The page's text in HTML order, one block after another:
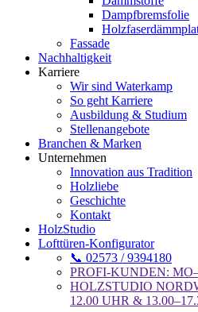
Dampfbremsfolie
Fassade
Nachhaltigkeit
Karriere
Wir sind Waterkamp
So geht Karriere
Ausbildung & Studium
Stellenangebote
Branchen & Marken
Unternehmen
Innovation aus Tradition
Holzliebe
Geschichte
Kontakt
HolzStudio
Lofttüren-Konfigurator
📞 02573 / 9394180
PROFI-KUNDEN:
HOLZSTUDIO
12.00 UHR &